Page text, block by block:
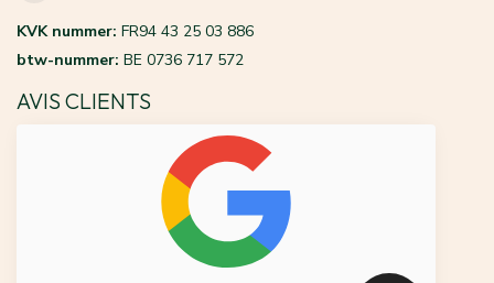
KVK nummer: FR94 43 25 03 886
btw-nummer: BE 0736 717 572
AVIS CLIENTS